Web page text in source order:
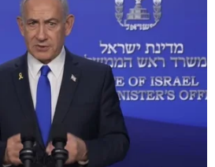
Nội yêu cầu các địa
phòng chống dịch